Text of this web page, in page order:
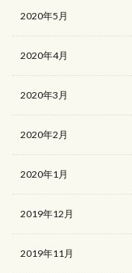
2020年5月
2020年4月
2020年3月
2020年2月
2020年1月
2019年12月
2019年11月